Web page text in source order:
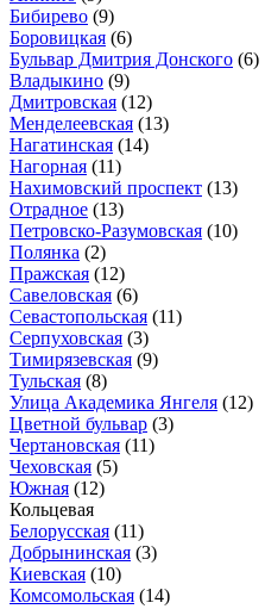
Бибирево (9)
Боровицкая (6)
Бульвар Дмитрия Донского (6)
Владыкино (9)
Дмитровская (12)
Менделеевская (13)
Нагатинская (14)
Нагорная (11)
Нахимовский проспект (13)
Отрадное (13)
Петровско-Разумовская (10)
Полянка (2)
Пражская (12)
Савеловская (6)
Севастопольская (11)
Серпуховская (3)
Тимирязевская (9)
Тульская (8)
Улица Академика Янгеля (12)
Цветной бульвар (3)
Чертановская (11)
Чеховская (5)
Южная (12)
Кольцевая
Белорусская (11)
Добрынинская (3)
Киевская (10)
Комсомольская (14)